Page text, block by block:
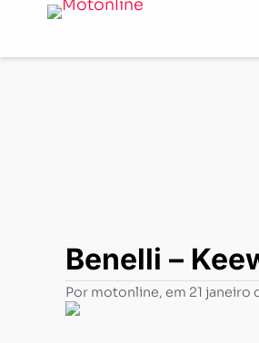
Benelli –
Por motonline, em 21 janeiro